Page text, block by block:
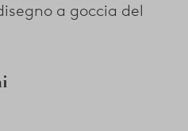
a goccia del